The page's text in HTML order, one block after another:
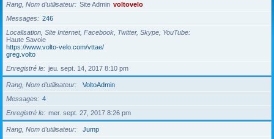
Rang, Nom d’utilisateur Site Admin voltovelo
Messages
246
Localisation, Site Internet, Facebook, Twitter, Skype, YouTube
Haute Savoie
https://www.volto-velo.com/vttae/
greg.volto
Enregistré le
jeu. sept. 14, 2017 8:10 pm
Rang, Nom d’utilisateur
VoltoAdmin
Messages
4
Enregistré le
mer. sept. 27, 2017 8:26 pm
Rang, Nom d’utilisateur
Jump